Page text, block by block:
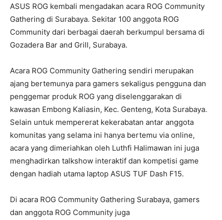
ASUS ROG kembali mengadakan acara ROG Community
Gathering di Surabaya. Sekitar 100 anggota ROG
Community dari berbagai daerah berkumpul bersama di
Gozadera Bar and Grill, Surabaya.
Acara ROG Community Gathering sendiri merupakan
ajang bertemunya para gamers sekaligus pengguna dan
penggemar produk ROG yang diselenggarakan di
kawasan Embong Kaliasin, Kec. Genteng, Kota Surabaya.
Selain untuk mempererat kekerabatan antar anggota
komunitas yang selama ini hanya bertemu via online,
acara yang dimeriahkan oleh Luthfi Halimawan ini juga
menghadirkan talkshow interaktif dan kompetisi game
dengan hadiah utama laptop ASUS TUF Dash F15.
Di acara ROG Community Gathering Surabaya, gamers
dan anggota ROG Community juga